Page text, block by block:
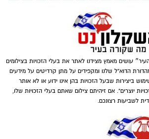
עושים מאמץ מצידנו לאתר את בעלי הזכויות בצילומים
הדוא"ל שלנו ומקפידים על מתן קרדיטים על מידעים
ביצירות שבעל הזכויות בהן אינו ידוע או לא אותר
27א ל"חוק זכויות יוצרים". אם זיהיתם צילום שאתם בעלי הזכויות שלו,
לשביעות רצונכם.